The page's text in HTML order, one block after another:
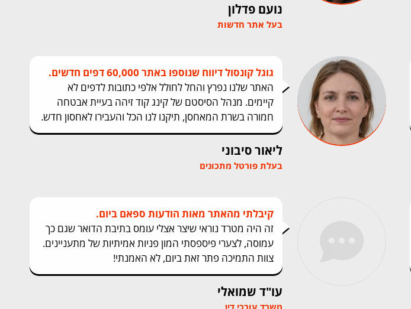
נועם פדלון
בעל אתר חדשות
ליאור סיבוני
בעלת פורטל מתכונים
גוגל קונסול דיווח שנוספו באתר 60,000 דפים חדשים.
האתר שלנו נפרץ והחל לחולל אלפי כתובות לדפים לא
קיימים. מנהל הסיסטם של קינג קוד זיהה בעיית אבטחה
חמורה בשרת המאחסן, תיקנו לנו הכל והעבירו לאחסון חדש.
עו"ד שמואלי
משרד עורכי דין
קיבלתי מהאתר מאות הודעות ספאם ביום.
זה היה מטרד נוראי שיצר אצלי עומס בתיבת הדואר שגם כך
עמוסה, לצערי פיספסתי המון פניות אמיתיות של מתעניינים.
צוות התמיכה פתר זאת ביום, לא האמנתי!